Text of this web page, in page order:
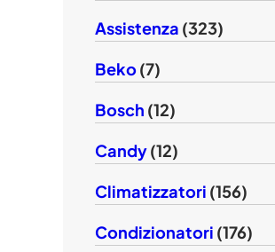
Assistenza (323)
Beko(7)
Bosch (12)
Candy(12)
Climatizzatori (156)
Condizionatori (176)